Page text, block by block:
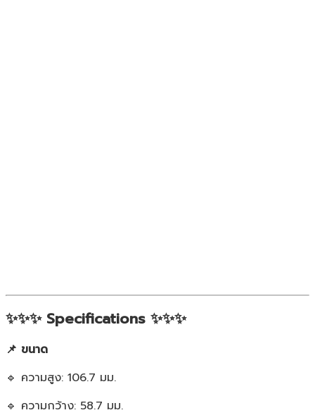
✨✨✨ Specifications ✨✨✨
📌 ขนาด
🔹 ความสูง: 106.7 มม.
🔹 ความกว้าง: 58.7 มม.